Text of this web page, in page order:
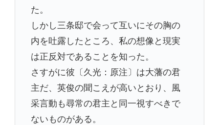
た。
しかし三条邸で会って互いにその胸の
内を吐露したところ、私の想像と現実
は正反対であることを知った。
さすがに彼〔久光：原注〕は大藩の君
主だ、英俊の聞こえが高いとおり、風
采言動も尋常の君主と同一視すべきで
ないものがある。